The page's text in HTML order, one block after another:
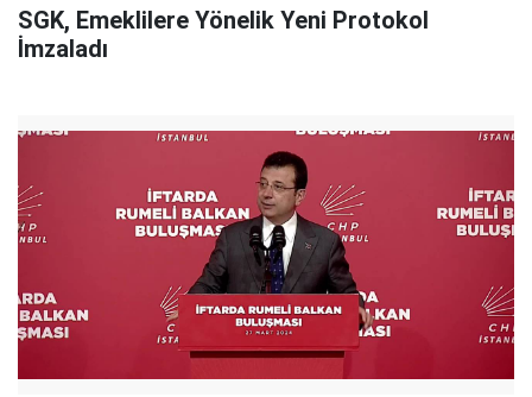
SGK, Emeklilere Yönelik Yeni Protokol
İmzaladı